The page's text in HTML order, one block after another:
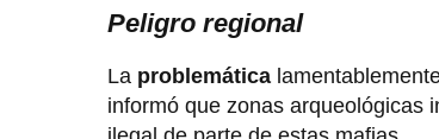
Peligro regional
La problemática
informó que zonas arqueológicas